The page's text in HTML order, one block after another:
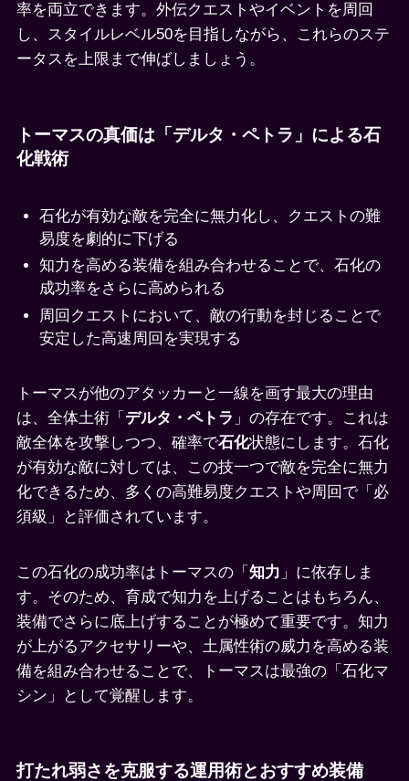
率を両立できます。外伝クエストやイベントを周回
し、スタイルレベル50を目指しながら、これらのステ
ータスを上限まで伸ばしましょう。
トーマスの真価は「デルタ・ペトラ」による石
化戦術
石化が有効な敵を完全に無力化し、クエストの難
易度を劇的に下げる
知力を高める装備を組み合わせることで、石化の
成功率をさらに高められる
周回クエストにおいて、敵の行動を封じることで
安定した高速周回を実現する
トーマスが他のアタッカーと一線を画す最大の理由
は、全体土術「 デルタ・ペトラ 」の存在です。これは
敵全体を攻撃しつつ、確率で石化状態にします。石化
が有効な敵に対しては、この技一つで敵を完全に無力
化できるため、多くの高難易度クエストや周回で「必
須級」と評価されています。
この石化の成功率はトーマスの「 知力 」に依存しま
す。そのため、育成で知力を上げることはもちろん、
装備でさらに底上げすることが極めて重要です。知力
が上がるアクセサリーや、土属性術の威力を高める装
備を組み合わせることで、トーマスは最強の「石化マ
シン」として覚醒します。
打たれ弱さを克服する運用術とおすすめ装備